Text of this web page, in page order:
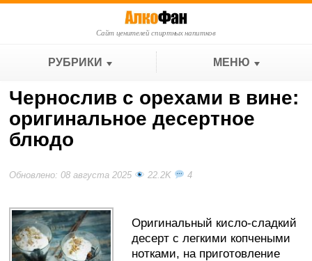
Сайт ценителей спиртных напитков
РУБРИКИ МЕНЮ
Чернослив с орехами в вине:
оригинальное десертное
блюдо
Обновлено: 08 августа 2025 22.2K 4
Оригинальный кисло-сладкий
десерт с легкими копчеными
нотками, на приготовление